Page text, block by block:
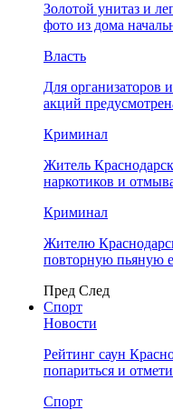
​Золотой унитаз и
фото из дома
Власть
Для организаторов
акций
Криминал
Житель
наркотиков и
Криминал
Жителю
повторную пьяную
Пред След
Спорт
Новости
Рейтинг саун
попариться и
Спорт